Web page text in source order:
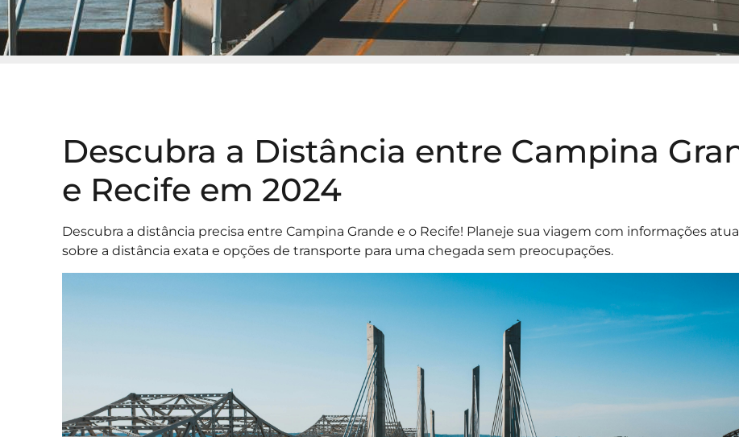
Descubra a Distância entre Campina
e Recife em 2024
Descubra a distância precisa entre Campina Grande e o Recife! Planeje sua viagem com informações
sobre a distância exata e opções de transporte para uma chegada sem preocupações.